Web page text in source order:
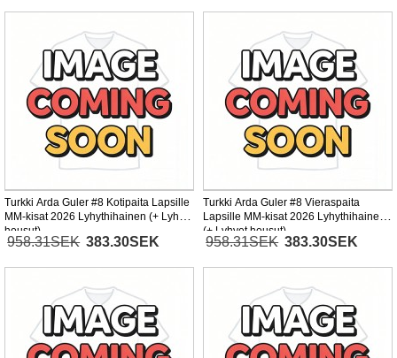
Turkki Arda Guler #8 Kotipaita Lapsille
MM-kisat 2026 Lyhythihainen (+ Lyhyet
housut)
958.31SEK 383.30SEK
Turkki Arda Guler #8 Vieraspaita
Lapsille MM-kisat 2026 Lyhythihainen
(+ Lyhyet housut)
958.31SEK 383.30SEK